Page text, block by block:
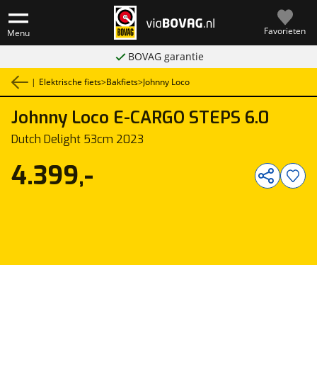
Menu Favorieten
BOVAG garantie
| Elektrische fiets>Bakfiets>Johnny Loco
Johnny Loco E-CARGO STEPS 6.0
Dutch Delight 53cm 2023
1 /1
4.399,-